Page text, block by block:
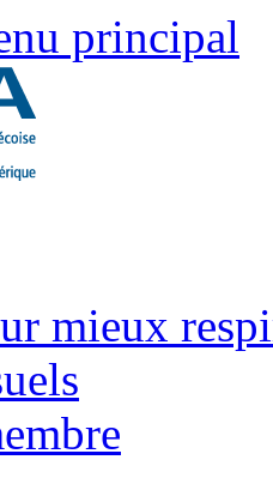
principal
mieux